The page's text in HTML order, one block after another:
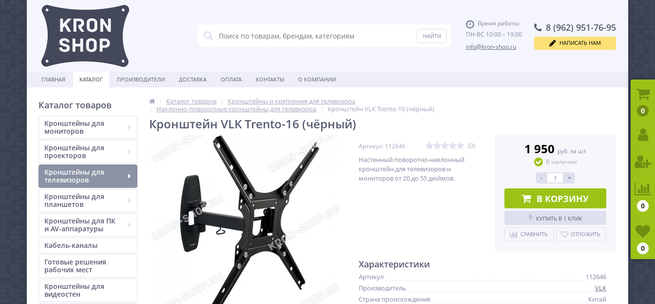
Время работы:
ПН-ВС 10:00 – 19:00
info@kron-shop.ru
8 (962) 951-76-95
НАПИСАТЬ НАМ
ГЛАВНАЯ КАТАЛОГ ПРОИЗВОДИТЕЛИ ДОСТАВКА ОПЛАТА КОНТАКТЫ О КОМПАНИИ
Каталог товаров
Кронштейны для
мониторов
Кронштейны для
проекторов
Кронштейны для
телевизоров
Кронштейны для
планшетов
Кронштейны для ПК
и AV-аппаратуры
Кабель-каналы
Готовые решения
рабочих мест
Кронштейны для
видеостен
Каталог товаров
Кронштейны и крепления для телевизора
Наклонно-поворотные кронштейны для телевизора
Кронштейн VLK Trento-16 (чёрный)
Кронштейн VLK Trento-16 (чёрный)
Артикул: 112646 (0)
Настенный поворотно-наклонный
кронштейн для телевизоров и
мониторов от 20 до 55 дюймов.
1 950 руб. за шт
В наличии
- +
В КОРЗИНУ
КУПИТЬ В 1 КЛИК
СРАВНИТЬ ОТЛОЖИТЬ
Характеристики
Артикул
112646
Производитель
VLK
Страна происхождения
Китай
0
0
0